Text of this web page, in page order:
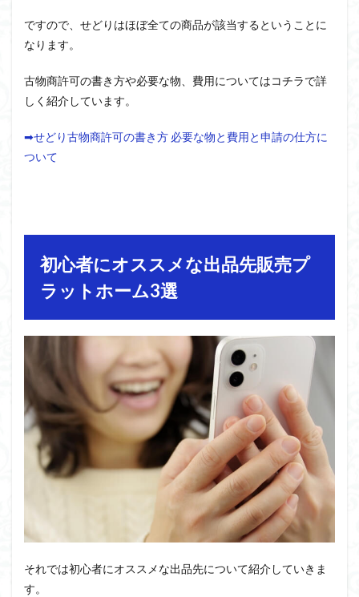
ですので、せどりはほぼ全ての商品が該当するということに
なります。
古物商許可の書き方や必要な物、費用についてはコチラで詳
しく紹介しています。
➡せどり古物商許可の書き方 必要な物と費用と申請の仕方に
ついて
初心者にオススメな出品先販売プ
ラットホーム3選
それでは初心者にオススメな出品先について紹介していきま
す。